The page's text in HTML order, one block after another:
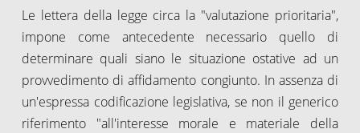
Le lettera della legge circa la "valutazione prioritaria",
impone come antecedente necessario quello di
determinare quali siano le situazione ostative ad un
provvedimento di affidamento congiunto. In assenza di
un'espressa codificazione legislativa, se non il generico
riferimento "all'interesse morale e materiale della